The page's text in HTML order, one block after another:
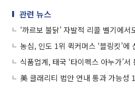
관련 뉴스
농심, 인도 1위 퀵커머스 ‘블링킷’에
식품업계, 태국 ‘타이펙스 아누가’서